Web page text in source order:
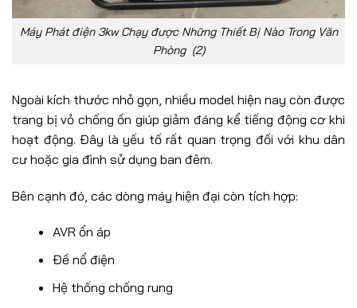
Máy Phát điện 3kw Chạy được Những Thiết Bị Nào Trong Văn
Phòng (2)
Ngoài kích thước nhỏ gọn, nhiều model hiện nay còn được
trang bị vỏ chống ồn giúp giảm đáng kể tiếng động cơ khi
hoạt động. Đây là yếu tố rất quan trọng đối với khu dân
cư hoặc gia đình sử dụng ban đêm.
Bên cạnh đó, các dòng máy hiện đại còn tích hợp:
AVR ổn áp
Đề nổ điện
Hệ thống chống rung